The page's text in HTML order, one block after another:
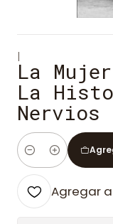
|
La
La
Nervios
Cantidad
Agregar